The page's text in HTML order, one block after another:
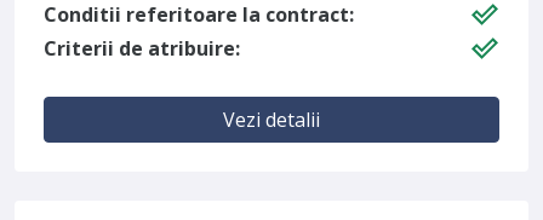
Conditii referitoare la contract:
Criterii de atribuire:
Vezi detalii